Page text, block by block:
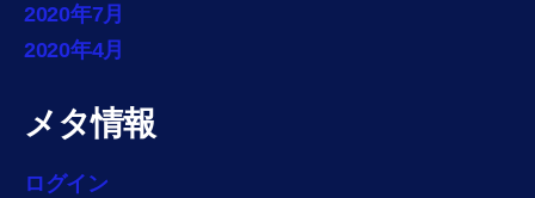
2020年7月
2020年4月
メタ情報
ログイン